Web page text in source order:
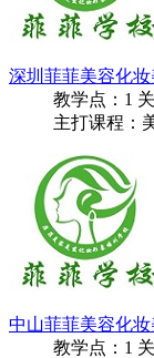
深圳菲菲美容化
教学点： 1
主打课程：
中山菲菲美容化
教学点： 1